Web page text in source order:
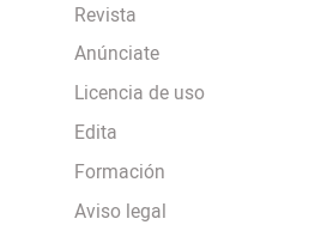
Revista
Anúnciate
Licencia de uso
Edita
Formación
Aviso legal